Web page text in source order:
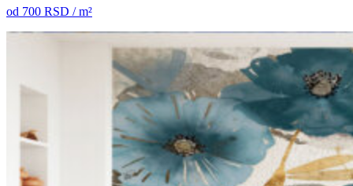
od 700 RSD / m²